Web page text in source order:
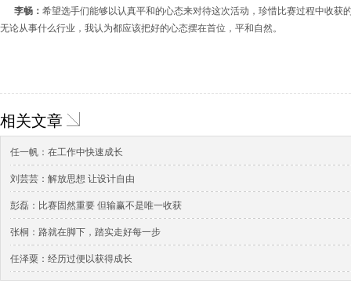
李畅： 希望选手们能够以认真平和的心态来对待这次活动，珍惜比赛过程中收获
无论从事什么行业，我认为都应该把好的心态摆在首位，平和自然。
相关文章
任一帆：在工作中快速成长
刘芸芸：解放思想 让设计自由
彭磊：比赛固然重要 但输赢不是唯一收获
张桐：路就在脚下，踏实走好每一步
任泽粟：经历过便以获得成长